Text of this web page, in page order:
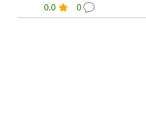
0.0 0